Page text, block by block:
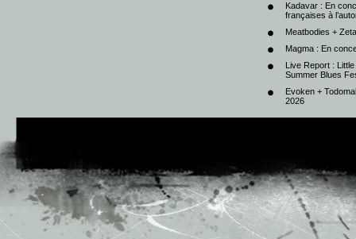
Kadavar : En
françaises à
Meatbodies +
Magma : En
Live Report :
Summer Blues
Evoken +
2026